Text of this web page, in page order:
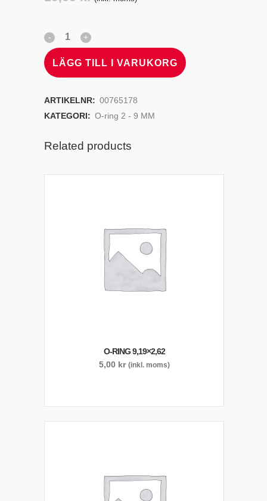
LÄGG TILL I VARUKORG
ARTIKELNR: 00765178
KATEGORI: O-ring 2 - 9 MM
Related products
O-RING 9,19×2,62
5,00 kr (inkl. moms)